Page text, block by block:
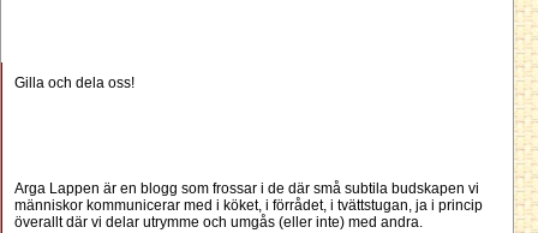
Gilla och dela oss!
Arga Lappen är en blogg som frossar i de där små subtila budskapen vi
människor kommunicerar med i köket, i förrådet, i tvättstugan, ja i princip
överallt där vi delar utrymme och umgås (eller inte) med andra.